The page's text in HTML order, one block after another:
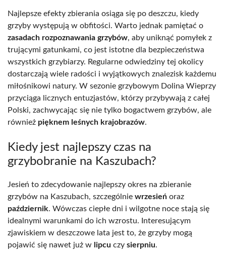
Najlepsze efekty zbierania osiąga się po deszczu, kiedy
grzyby występują w obfitości. Warto jednak pamiętać o
zasadach rozpoznawania grzybów, aby uniknąć pomyłek z
trującymi gatunkami, co jest istotne dla bezpieczeństwa
wszystkich grzybiarzy. Regularne odwiedziny tej okolicy
dostarczają wiele radości i wyjątkowych znalezisk każdemu
miłośnikowi natury. W sezonie grzybowym Dolina Wieprzy
przyciąga licznych entuzjastów, którzy przybywają z całej
Polski, zachwycając się nie tylko bogactwem grzybów, ale
również pięknem leśnych krajobrazów.
Kiedy jest najlepszy czas na
grzybobranie na Kaszubach?
Jesień to zdecydowanie najlepszy okres na zbieranie
grzybów na Kaszubach, szczególnie wrzesień oraz
październik. Wówczas ciepłe dni i wilgotne noce stają się
idealnymi warunkami do ich wzrostu. Interesującym
zjawiskiem w deszczowe lata jest to, że grzyby mogą
pojawić się nawet już w lipcu czy sierpniu.